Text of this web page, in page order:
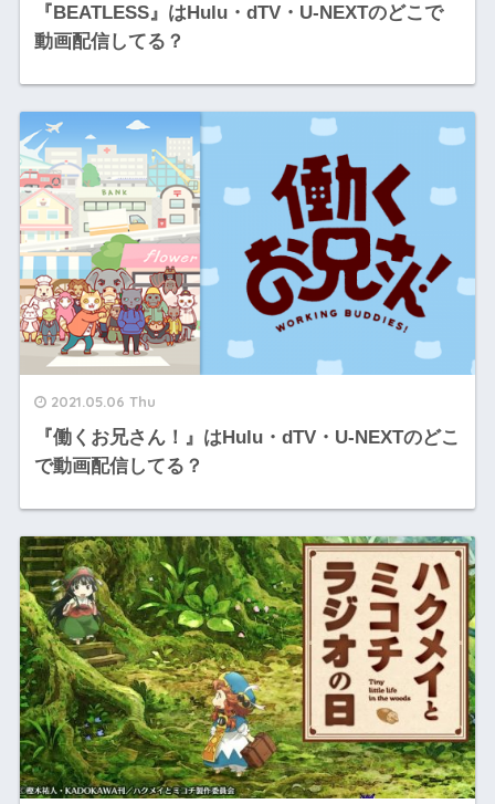
『BEATLESS』はHulu・dTV・U-NEXTのどこで
動画配信してる？
2021.05.06 Thu
『働くお兄さん！』はHulu・dTV・U-NEXTのどこ
で動画配信してる？